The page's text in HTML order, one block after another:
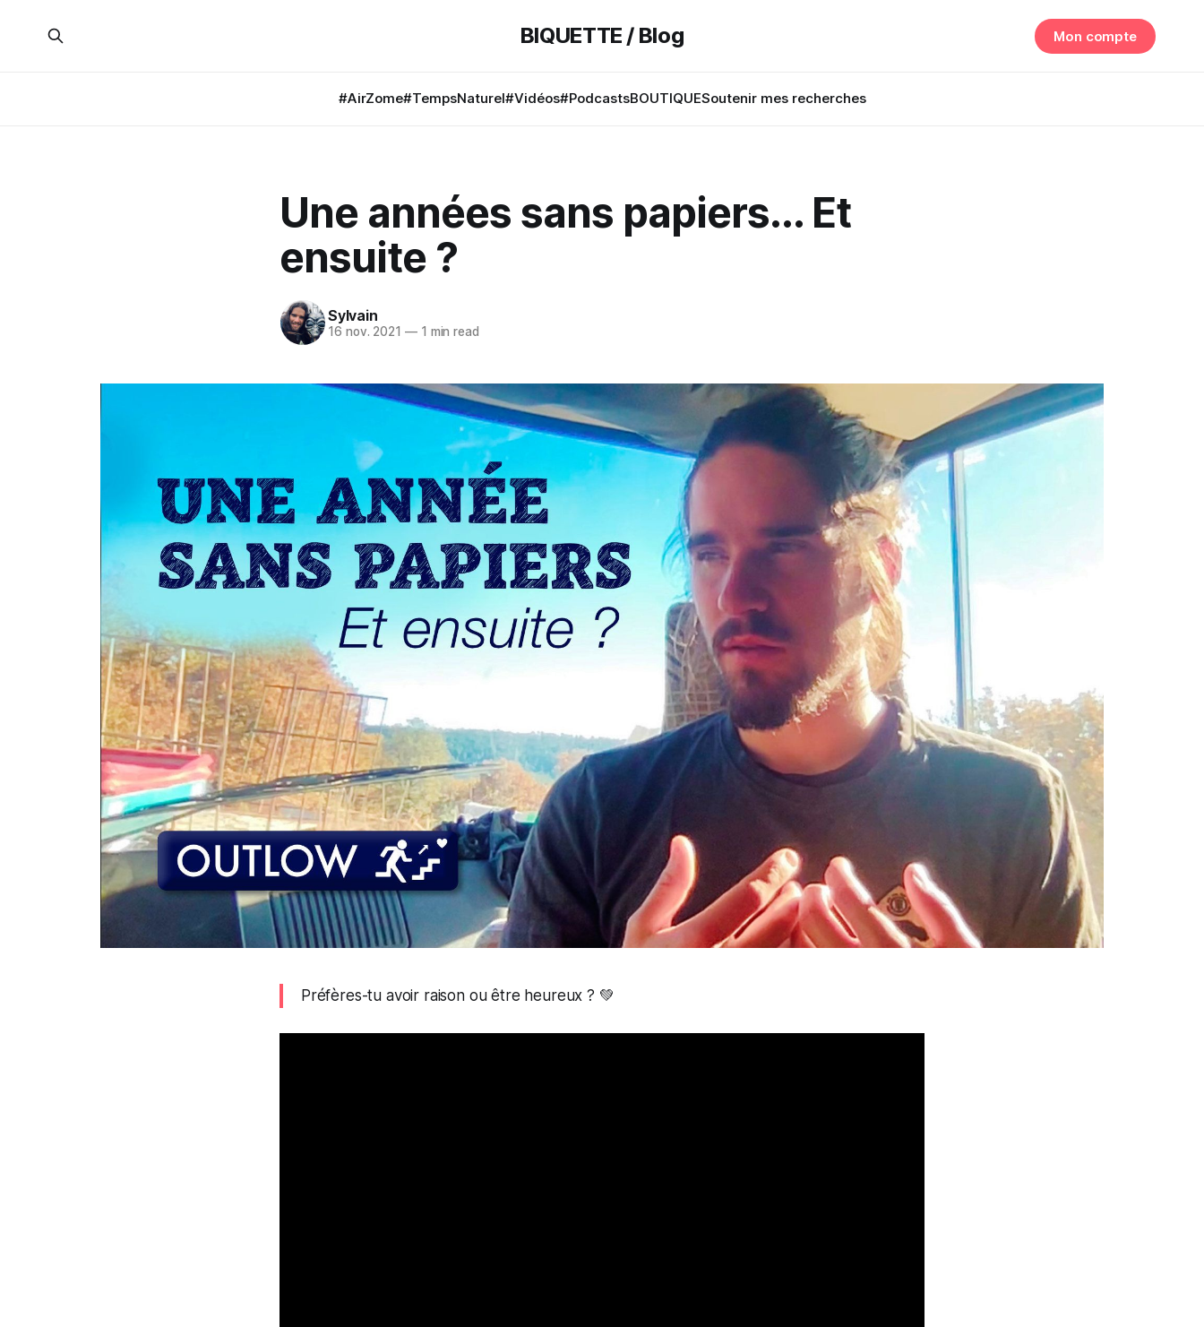
BIQUETTE / Blog
#AirZome#TempsNaturel#Vidéos#PodcastsBOUTIQUESoutenir mes recherches
Mon compte
Une années sans papiers... Et
ensuite ?
Sylvain
16 nov. 2021 —1 min read
Préfères-tu avoir raison ou être heureux ? 💚